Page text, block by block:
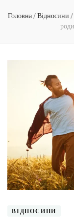
Головна/Відносини/
ВІДНОСИНИ